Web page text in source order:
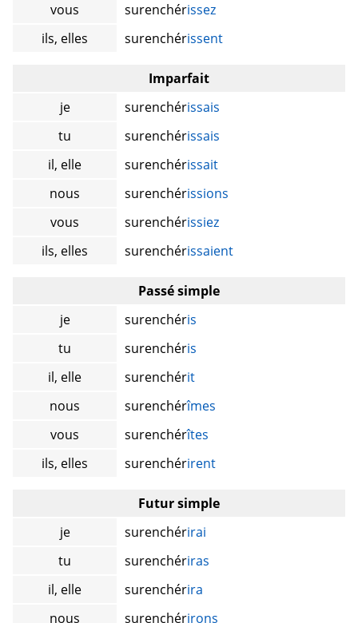
vous
surenchérissez
ils, elles
surenchérissent
Imparfait
je
surenchérissais
tu
surenchérissais
il, elle
surenchérissait
nous
surenchérissions
vous
surenchérissiez
ils, elles
surenchérissaient
Passé simple
je
surenchéris
tu
surenchéris
il, elle
surenchérit
nous
surenchérîmes
vous
surenchérîtes
ils, elles
surenchérirent
Futur simple
je
surenchérirai
tu
surenchériras
il, elle
surenchérira
nous
surenchérirons